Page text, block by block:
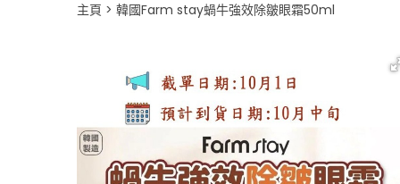
主頁 韓國Farm stay蝸牛強效除皺眼霜50ml